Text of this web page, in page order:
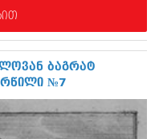
ბაგრატ
№7